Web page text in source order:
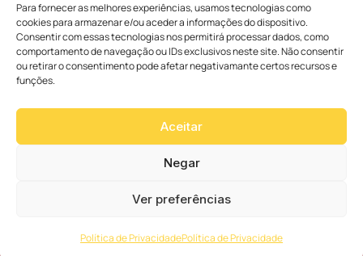
Para fornecer as melhores experiências, usamos tecnologias como
cookies para armazenar e/ou aceder a informações do dispositivo.
Consentir com essas tecnologias nos permitirá processar dados, como
comportamento de navegação ou IDs exclusivos neste site. Não consentir
ou retirar o consentimento pode afetar negativamante certos recursos e
funções.
Aceitar
Negar
Ver preferências
Política de PrivacidadePolítica de Privacidade
Notícias
Notícias da Arquidiocese
Notícias Cáritas
Palavra dos Bispos
Cúria Diocesana
Fundo Diocesano
Vicariatos da Educação
Eventos
por